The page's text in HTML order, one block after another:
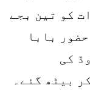
کو تین بجے
بابا
کی
بیٹھ گئے۔